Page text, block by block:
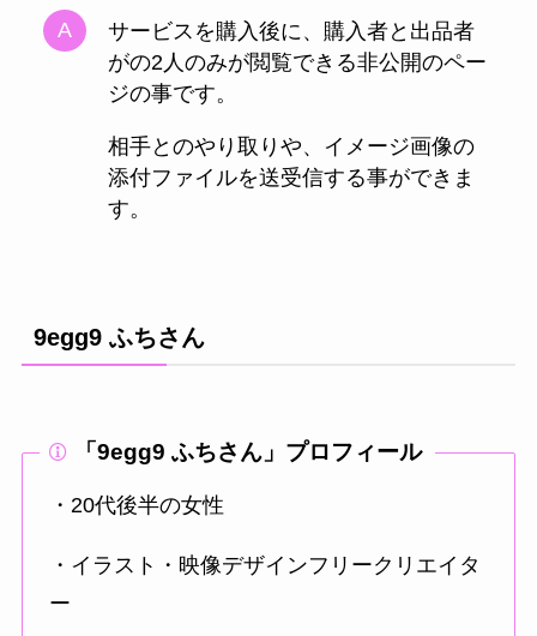
サービスを購入後に、購入者と出品者
がの2人のみが閲覧できる非公開のペー
ジの事です。
相手とのやり取りや、イメージ画像の
添付ファイルを送受信する事ができま
す。
9egg9 ふちさん
「9egg9 ふちさん」プロフィール
・20代後半の女性
・イラスト・映像デザインフリークリエイタ
ー